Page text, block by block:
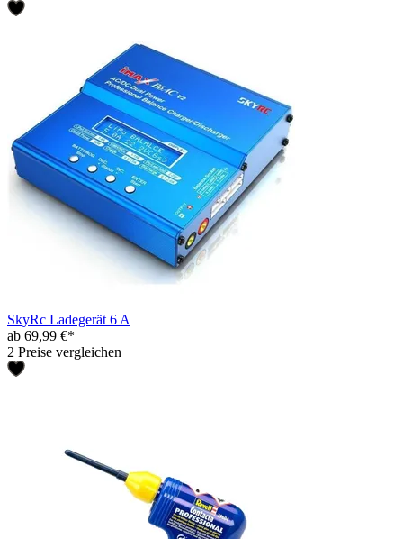
SkyRc Ladegerät 6 A
ab 69,99 €*
2 Preise vergleichen